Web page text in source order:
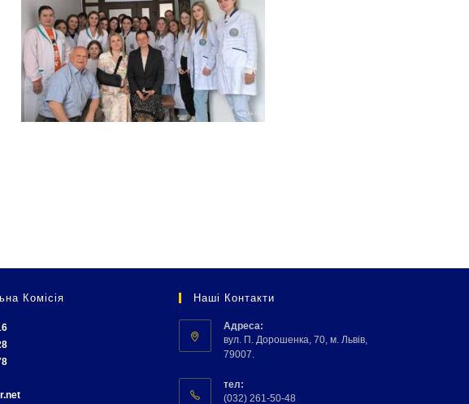
Комісія Наші Контакти
Адреса:
вул. П. Дорошенка, 70, м. Львів,
79007.
тел:
(032) 261-50-48